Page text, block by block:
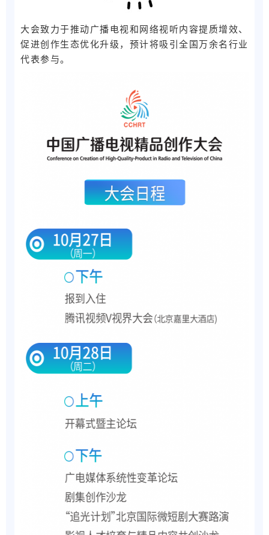
大会致力于推动广播电视和网络视听内容提质增效、
促进创作生态优化升级，预计将吸引全国万余名行业
代表参与。